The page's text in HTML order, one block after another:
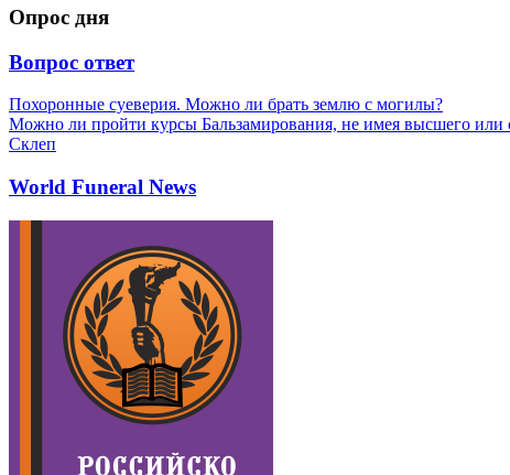
Опрос дня
Вопрос ответ
Похоронные суеверия. Можно ли брать землю с могилы?
Можно ли пройти курсы Бальзамирования, не имея высшего или
Склеп
World Funeral News